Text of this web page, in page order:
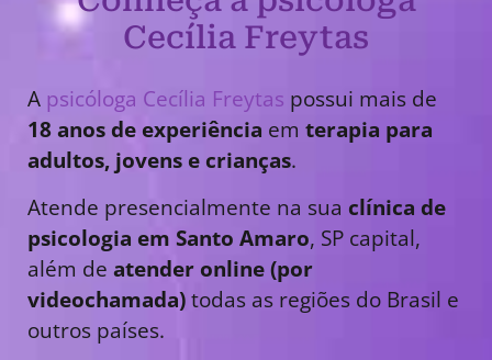
Cecília Freytas
A psicóloga Cecília Freytas possui mais de
18 anos de experiência em terapia para
adultos, jovens e crianças.
Atende presencialmente na sua clínica de
psicologia em Santo Amaro, SP capital,
além de atender online (por
videochamada)todas as regiões do Brasil e
outros países.